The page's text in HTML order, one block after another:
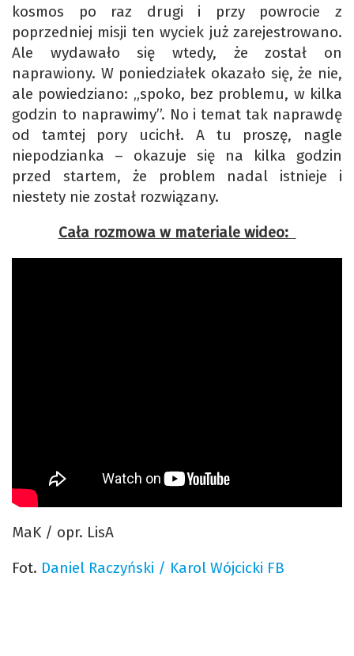
kosmos po raz drugi i przy powrocie z
poprzedniej misji ten wyciek już zarejestrowano.
Ale wydawało się wtedy, że został on
naprawiony. W poniedziałek okazało się, że nie,
ale powiedziano: „spoko, bez problemu, w kilka
godzin to naprawimy”. No i temat tak naprawdę
od tamtej pory ucichł. A tu proszę, nagle
niepodzianka – okazuje się na kilka godzin
przed startem, że problem nadal istnieje i
niestety nie został rozwiązany.
Cała rozmowa w materiale wideo:
MaK / opr. LisA
Fot. Daniel Raczyński / Karol Wójcicki FB